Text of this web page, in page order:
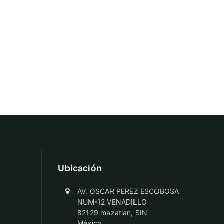
Ubicación
AV. OSCAR PEREZ ESCOBOSA
NUM-12 VENADILLO
82129 mazatlan, SIN